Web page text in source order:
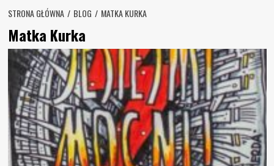
STRONA GŁÓWNA BLOG MATKA KURKA
Matka Kurka